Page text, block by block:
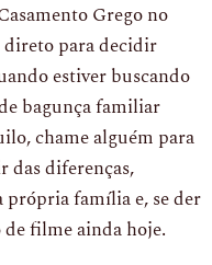
Grego no
direto para decidir
estiver buscando
bagunça familiar
chame alguém para
das diferenças,
própria família e, se der
de filme ainda hoje.